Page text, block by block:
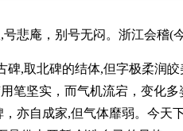
,号悲庵，别号无闷。浙江会稽
碑,取北碑的结体,但字极柔润
笔坚实，而气机流宕，变化
亦自成家,但气体靡弱。今